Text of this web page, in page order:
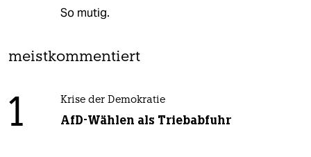
So mutig.
meistkommentiert
1 Krise der Demokratie
AfD-Wählen als Triebabfuhr